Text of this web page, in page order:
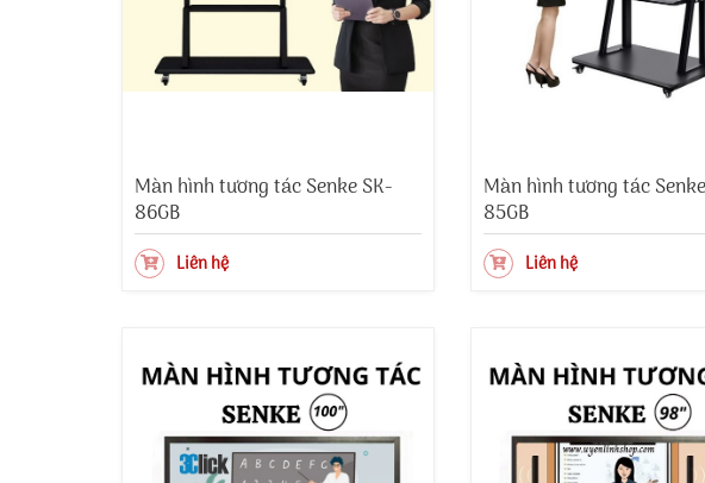
Màn hình tương tác Senke SK-
86GB
Liên hệ
Màn hình tương tác
85GB
Liên hệ